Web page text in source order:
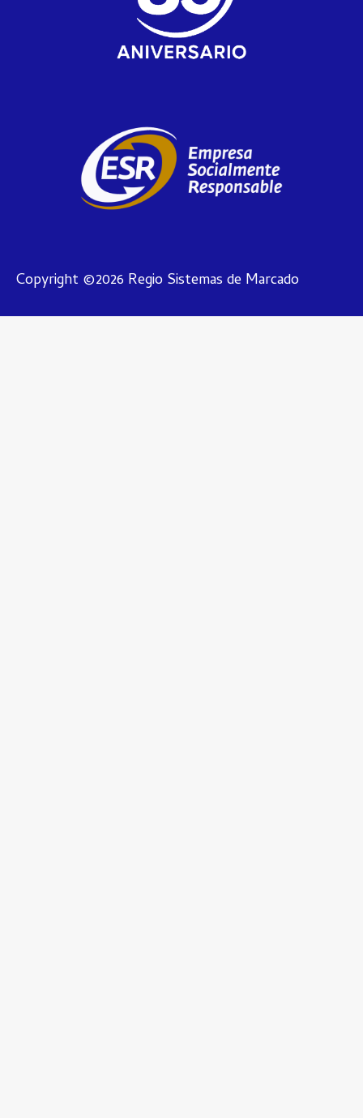
Copyright ©2026 Regio Sistemas de Marcado